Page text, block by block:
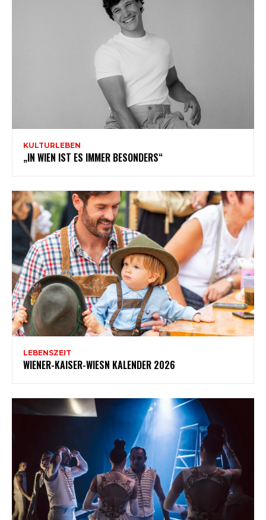
KULTURLEBEN
„IN WIEN IST ES IMMER BESONDERS“
LEBENSZEIT
WIENER-KAISER-WIESN KALENDER 2026